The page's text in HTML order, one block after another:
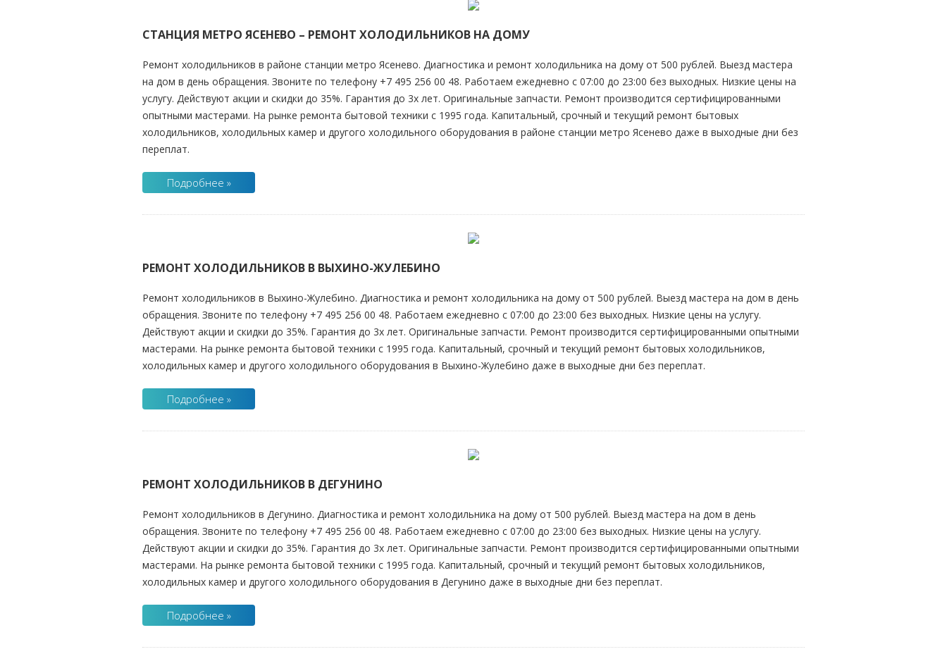
СТАНЦИЯ МЕТРО ЯСЕНЕВО – РЕМОНТ ХОЛОДИЛЬНИКОВ НА ДОМУ
Ремонт холодильников в районе станции метро Ясенево. Диагностика и ремонт холодильника на дому от 500 рублей. Выезд мастера
на дом в день обращения. Звоните по телефону +7 495 256 00 48. Работаем ежедневно с 07:00 до 23:00 без выходных. Низкие цены на
услугу. Действуют акции и скидки до 35%. Гарантия до 3х лет. Оригинальные запчасти. Ремонт производится сертифицированными
опытными мастерами. На рынке ремонта бытовой техники с 1995 года. Капитальный, срочный и текущий ремонт бытовых
холодильников, холодильных камер и другого холодильного оборудования в районе станции метро Ясенево даже в выходные дни без
переплат.
Подробнее »
РЕМОНТ ХОЛОДИЛЬНИКОВ В ВЫХИНО-ЖУЛЕБИНО
Ремонт холодильников в Выхино-Жулебино. Диагностика и ремонт холодильника на дому от 500 рублей. Выезд мастера на дом в день
обращения. Звоните по телефону +7 495 256 00 48. Работаем ежедневно с 07:00 до 23:00 без выходных. Низкие цены на услугу.
Действуют акции и скидки до 35%. Гарантия до 3х лет. Оригинальные запчасти. Ремонт производится сертифицированными опытными
мастерами. На рынке ремонта бытовой техники с 1995 года. Капитальный, срочный и текущий ремонт бытовых холодильников,
холодильных камер и другого холодильного оборудования в Выхино-Жулебино даже в выходные дни без переплат.
Подробнее »
РЕМОНТ ХОЛОДИЛЬНИКОВ В ДЕГУНИНО
Ремонт холодильников в Дегунино. Диагностика и ремонт холодильника на дому от 500 рублей. Выезд мастера на дом в день
обращения. Звоните по телефону +7 495 256 00 48. Работаем ежедневно с 07:00 до 23:00 без выходных. Низкие цены на услугу.
Действуют акции и скидки до 35%. Гарантия до 3х лет. Оригинальные запчасти. Ремонт производится сертифицированными опытными
мастерами. На рынке ремонта бытовой техники с 1995 года. Капитальный, срочный и текущий ремонт бытовых холодильников,
холодильных камер и другого холодильного оборудования в Дегунино даже в выходные дни без переплат.
Подробнее »